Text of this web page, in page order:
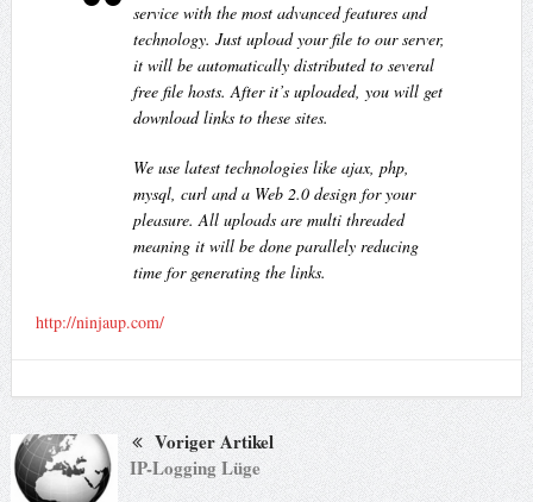
service with the most advanced features and
technology. Just upload your file to our server,
it will be automatically distributed to several
free file hosts. After it’s uploaded, you will get
download links to these sites.
We use latest technologies like ajax, php,
mysql, curl and a Web 2.0 design for your
pleasure. All uploads are multi threaded
meaning it will be done parallely reducing
time for generating the links.
http://ninjaup.com/
Voriger Artikel
IP-Logging Lüge